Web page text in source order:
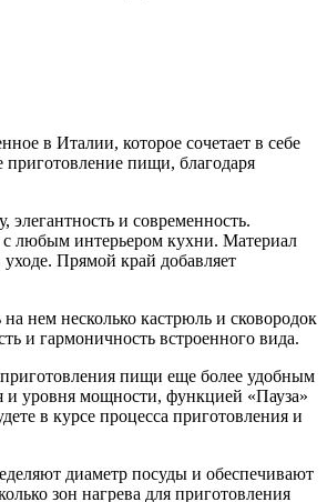
в Италии, которое сочетает в себе
приготовление пищи, благодаря
элегантность и современность.
с любым интерьером кухни. Материал
Прямой край добавляет
нем несколько кастрюль и сковородок
и гармоничность встроенного вида.
пищи еще более удобным
уровня мощности, функцией «Пауза»
в курсе процесса приготовления и
диаметр посуды и обеспечивают
зон нагрева для приготовления